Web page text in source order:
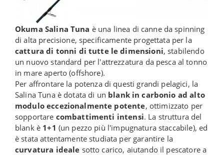
Okuma Salina Tuna è una linea di canne da spinning
di alta precisione, specificamente progettata per la
cattura di tonni di tutte le dimensioni, stabilendo
un nuovo standard per l'attrezzatura da pesca al tonno
in mare aperto (offshore).
Per affrontare la potenza di questi grandi pelagici, la
Salina Tuna è dotata di un blank in carbonio ad alto
modulo eccezionalmente potente, ottimizzato per
sopportare combattimenti intensi. La struttura del
blank è 1+1 (un pezzo più l'impugnatura staccabile), ed
è stata attentamente studiata per garantire la
curvatura ideale sotto carico, aiutando il pescatore a